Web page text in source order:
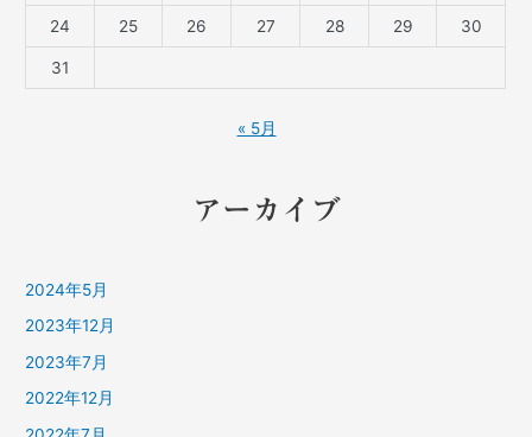
24 25 26 27 28 29 30
31
« 5月
アーカイブ
2024年5月
2023年12月
2023年7月
2022年12月